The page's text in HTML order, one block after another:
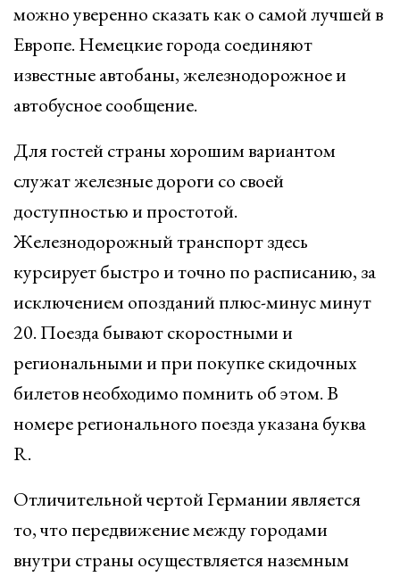
можно уверенно сказать как о самой лучшей в
Европе. Немецкие города соединяют
известные автобаны, железнодорожное и
автобусное сообщение.
Для гостей страны хорошим вариантом
служат железные дороги со своей
доступностью и простотой.
Железнодорожный транспорт здесь
курсирует быстро и точно по расписанию, за
исключением опозданий плюс-минус минут
20. Поезда бывают скоростными и
региональными и при покупке скидочных
билетов необходимо помнить об этом. В
номере регионального поезда указана буква
R.
Отличительной чертой Германии является
то, что передвижение между городами
внутри страны осуществляется наземным